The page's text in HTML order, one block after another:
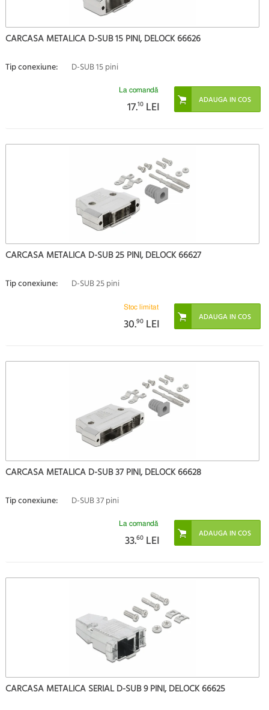
CARCASA METALICA D-SUB 15 PINI, DELOCK 66626
Tip conexiune: D-SUB 15 pini
La comandă
17.10 LEI
CARCASA METALICA D-SUB 25 PINI, DELOCK 66627
Tip conexiune: D-SUB 25 pini
Stoc limitat
30.90 LEI
CARCASA METALICA D-SUB 37 PINI, DELOCK 66628
Tip conexiune: D-SUB 37 pini
La comandă
33.60 LEI
CARCASA METALICA SERIAL D-SUB 9 PINI, DELOCK 66625